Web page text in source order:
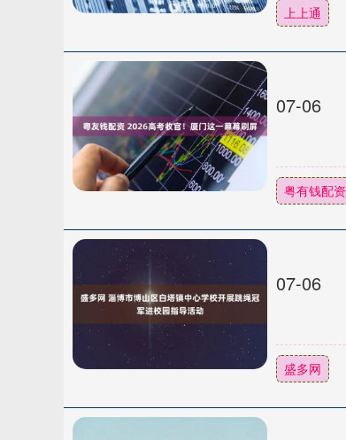
上上通
07-06
粤有钱配资
07-06
盛多网